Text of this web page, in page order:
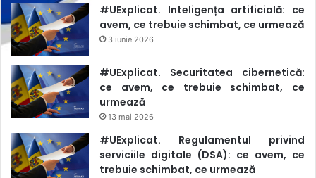
#UExplicat. Inteligența artificială: ce
avem, ce trebuie schimbat, ce urmează
3 iunie 2026
#UExplicat. Securitatea cibernetică:
ce avem, ce trebuie schimbat, ce
urmează
13 mai 2026
#UExplicat. Regulamentul privind
serviciile digitale (DSA): ce avem, ce
trebuie schimbat, ce urmează